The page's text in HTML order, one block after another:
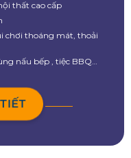
thất cao cấp
chơi thoáng mát, thoải
nấu bếp , tiệc BBQ…